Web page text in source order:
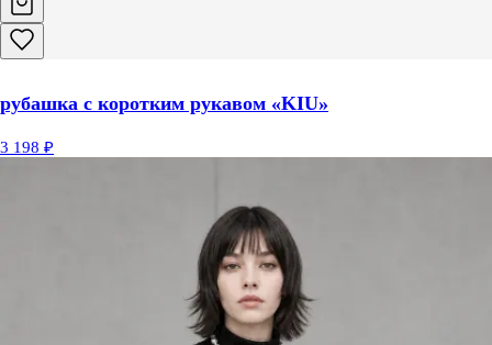
рубашка с коротким рукавом «KIU»
3 198 ₽